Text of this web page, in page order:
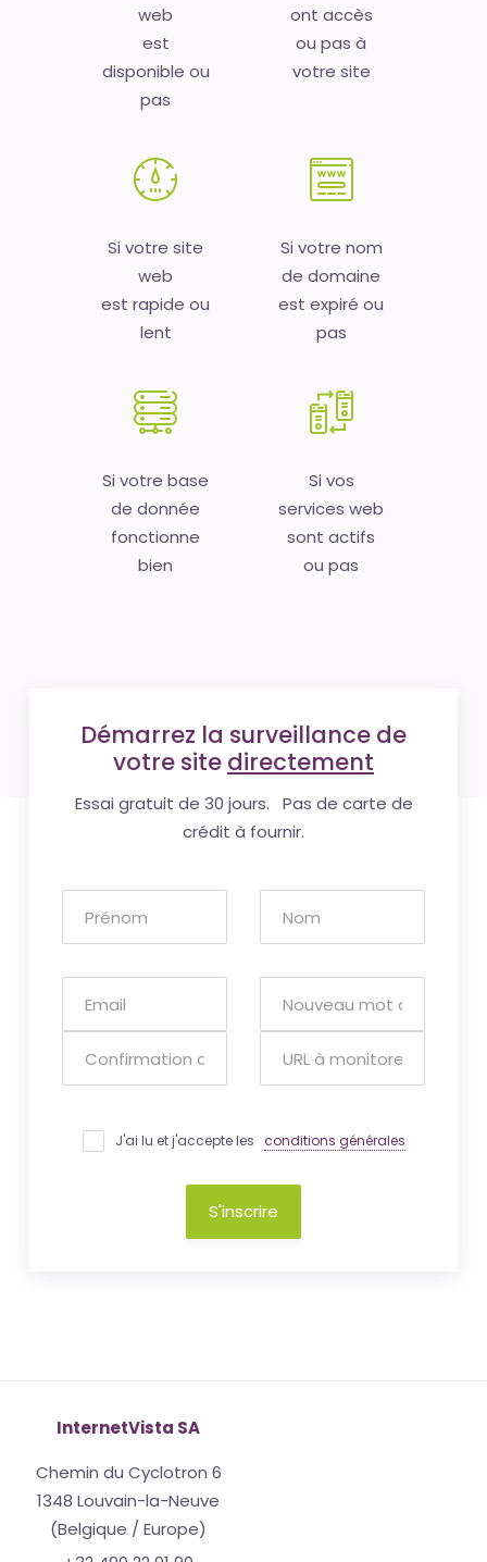
web
est
disponible ou
pas
ont accès
ou pas à
votre site
Si votre site
web
est rapide ou
lent
Si votre nom
de domaine
est expiré ou
pas
Si votre base
de donnée
fonctionne
bien
Si vos
services web
sont actifs
ou pas
Démarrez la surveillance de
votre site directement
Essai gratuit de 30 jours. Pas de carte de
crédit à fournir.
J'ai lu et j'accepte les conditions générales
S'inscrire
InternetVista SA
Chemin du Cyclotron 6
1348 Louvain-la-Neuve
(Belgique / Europe)